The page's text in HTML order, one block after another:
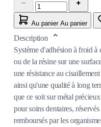
Au panier Au panier
Description
Système d'adhésion à froid
ou de la résine sur une
une résistance au
ainsi qu'une qualité à long
que ce soit sur métal
pour soins dentaires,
remboursés par les